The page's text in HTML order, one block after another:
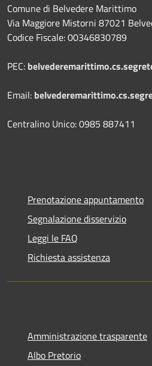
Comune di Belvedere Marittimo
Via Maggiore Mistorni 87021
Codice Fiscale: 00346830789
PEC:
Email:
Centralino Unico: 0985 887411
Prenotazione appuntamento
Segnalazione disservizio
Leggi le FAQ
Richiesta assistenza
Amministrazione trasparente
Albo Pretorio